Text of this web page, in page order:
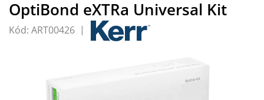
OptiBond eXTRa Universal Kit
Kód: ART00426